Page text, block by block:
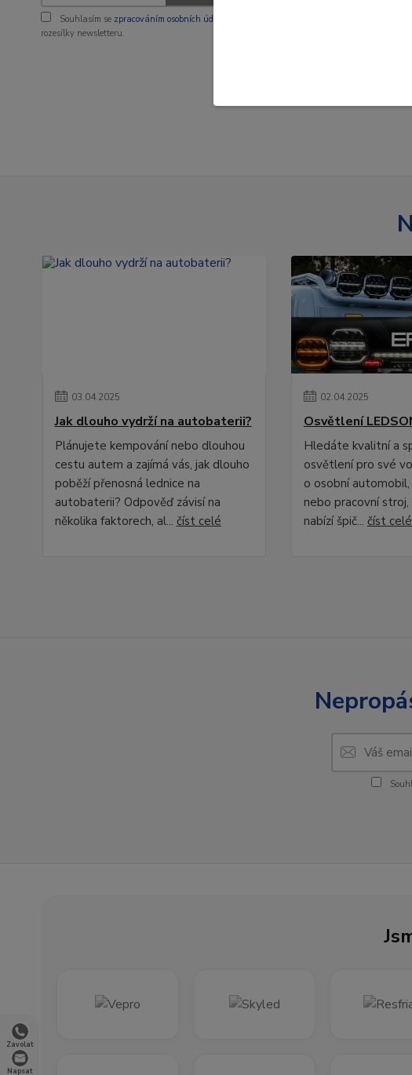
Zavolat
Napsat
Souhlasím se zpracováním osobních údajů
rozesílky newsletteru.
03.04.2025
Jak dlouho vydrží na autobaterii?
Plánujete kempování nebo dlouhou
cestu autem a zajímá vás, jak dlouho
poběží přenosná lednice na
autobaterii? Odpověď závisí na
několika faktorech, al... číst celé
02.04.2025
Osvětlení
Hledáte kvalitní a
osvětlení pro své
o osobní automobil,
nebo pracovní stroj,
nabízí špič... číst celé